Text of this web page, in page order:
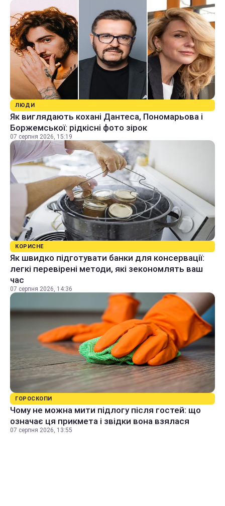
ЛЮДИ
Як виглядають кохані Дантеса, Пономарьова і
Боржемської: рідкісні фото зірок
07 серпня 2026, 15:19
КОРИСНЕ
Як швидко підготувати банки для консервації:
легкі перевірені методи, які зекономлять ваш
час
07 серпня 2026, 14:36
ГОРОСКОПИ
Чому не можна мити підлогу після гостей: що
означає ця прикмета і звідки вона взялася
07 серпня 2026, 13:55